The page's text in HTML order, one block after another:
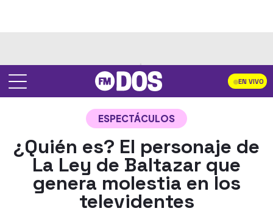
EN VIVO
ESPECTÁCULOS
¿Quién es? El personaje de
La Ley de Baltazar que
genera molestia en los
televidentes